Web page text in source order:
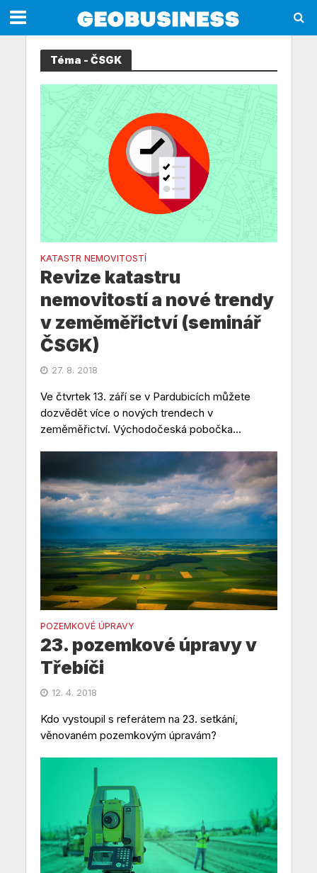
Téma - ČSGK
KATASTR NEMOVITOSTÍ
Revize katastru
nemovitostí a nové trendy
v zeměměřictví (seminář
ČSGK)
27. 8. 2018
Ve čtvrtek 13. září se v Pardubicích můžete
dozvědět více o nových trendech v
zeměměřictví. Východočeská pobočka...
POZEMKOVÉ ÚPRAVY
23. pozemkové úpravy v
Třebíči
12. 4. 2018
Kdo vystoupil s referátem na 23. setkání,
věnovaném pozemkovým úpravám?